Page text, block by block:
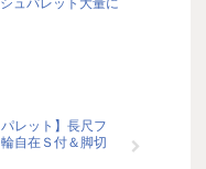
ュパレット大量に
レット】長尺フ
自在Ｓ付＆脚切